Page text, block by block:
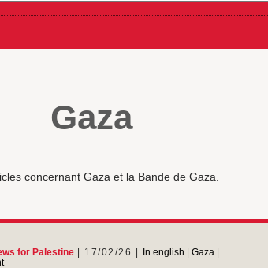
Gaza
concernant Gaza et la Bande de Gaza.
for Palestine 17/02/26 In english Gaza